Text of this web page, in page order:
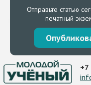
Отправьте статью
печатный